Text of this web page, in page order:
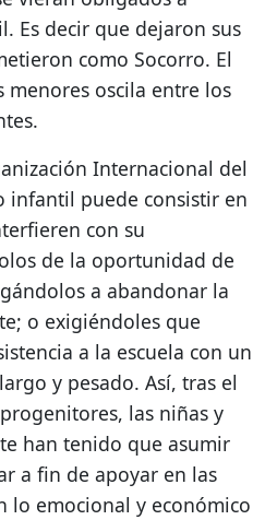
Es decir que dejaron sus
como Socorro. El
menores oscila entre los
Internacional del
infantil puede consistir en
con su
de la oportunidad de
a abandonar la
o exigiéndoles que
a la escuela con un
y pesado. Así, tras el
las niñas y
han tenido que asumir
a fin de apoyar en las
lo emocional y económico